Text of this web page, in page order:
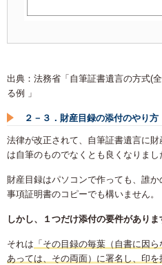
出典：法務省「自筆証書遺言の方式(
る例 」
２－３．財産目録の添付のやり方
法律が改正されて、自筆証書遺言に
は自筆のものでなくとも良くなりまし
財産目録はパソコンで作っても、誰
事項証明書のコピーでも構いません。
しかし、１つだけ添付の要件がありま
それは 「その目録の毎葉（自書に因
あっては、その両面）に署名し、印